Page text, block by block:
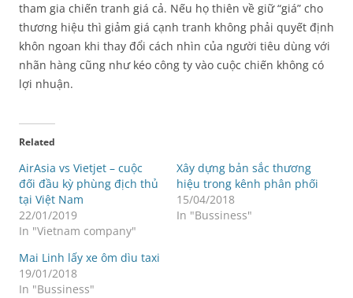
tham gia chiến tranh giá cả. Nếu họ thiên về giữ “giá” cho
thương hiệu thì giảm giá cạnh tranh không phải quyết định
khôn ngoan khi thay đổi cách nhìn của người tiêu dùng với
nhãn hàng cũng như kéo công ty vào cuộc chiến không có
lợi nhuận.
Related
AirAsia vs Vietjet – cuộc
đối đầu kỳ phùng địch thủ
tại Việt Nam
22/01/2019
In "Vietnam company"
Xây dựng bản sắc thương
hiệu trong kênh phân phối
15/04/2018
In "Bussiness"
Mai Linh lấy xe ôm dìu taxi
19/01/2018
In "Bussiness"